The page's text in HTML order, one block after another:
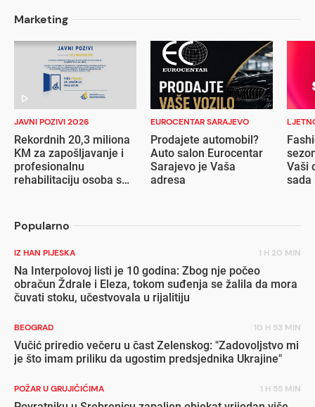
Marketing
JAVNI POZIVI 2026
Rekordnih 20,3 miliona
KM za zapošljavanje i
profesionalnu
rehabilitaciju osoba s
EUROCENTAR SARAJEVO
Prodajete automobil?
Auto salon Eurocentar
Sarajevo je Vaša
adresa
Vaši
sada
Popularno
IZ HAN PIJESKA 1 H 20 MIN
Na Interpolovoj listi je 10 godina: Zbog nje počeo
obračun Ždrale i Eleza, tokom suđenja se žalila da mora
čuvati stoku, učestvovala u rijalitiju
BEOGRAD 10 H 53 MIN
Vučić priredio večeru u čast Zelenskog: "Zadovoljstvo mi
je što imam priliku da ugostim predsjednika Ukrajine"
POŽAR U GRUJIČIĆIMA 1 H 55 MIN